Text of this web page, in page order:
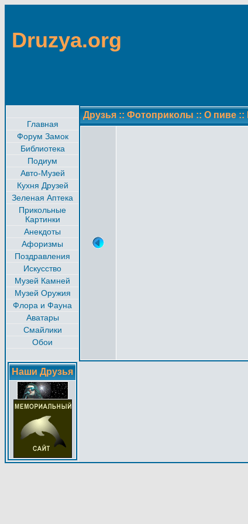
Druzya.org
Главная
Форум Замок
Библиотека
Подиум
Авто-Музей
Кухня Друзей
Зеленая Аптека
Прикольные
Картинки
Анекдоты
Афоризмы
Поздравления
Искусство
Музей Камней
Музей Оружия
Флора и Фауна
Аватары
Смайлики
Обои
Наши Друзья
Друзья :: Фотоприколы :: О пиве ::